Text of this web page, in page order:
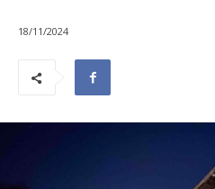
18/11/2024